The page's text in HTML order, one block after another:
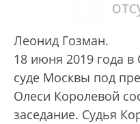
Леонид Гозман.
18 июня 2019 года
суде Москвы под
Олеси Королевой
заседание. Судья